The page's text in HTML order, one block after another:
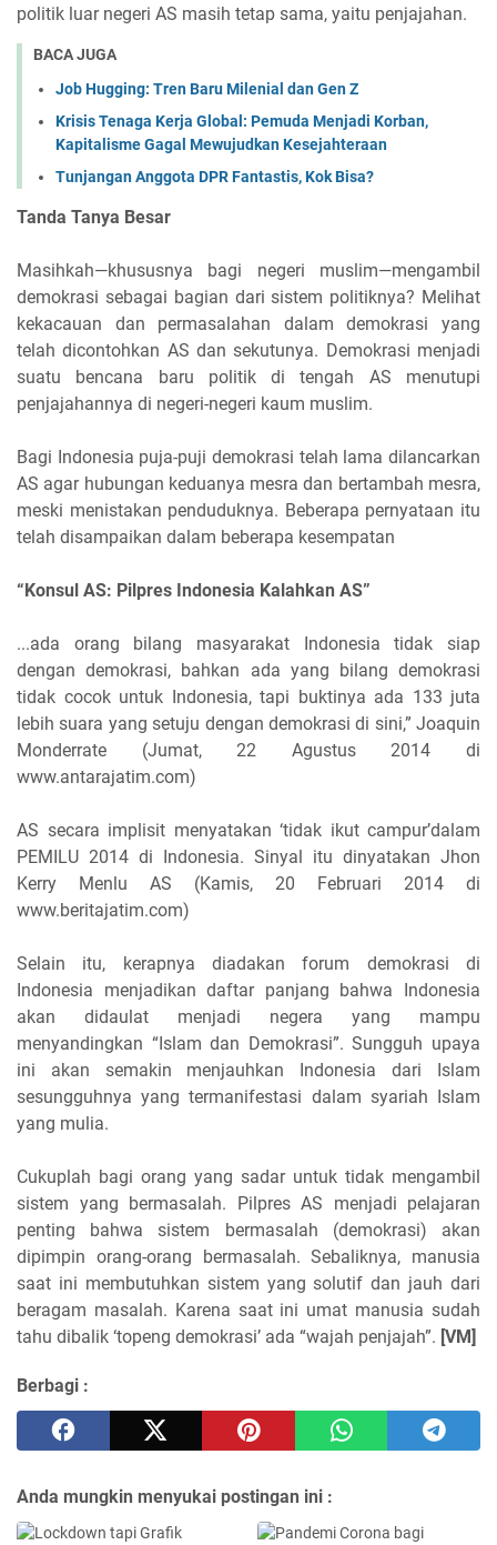
politik luar negeri AS masih tetap sama, yaitu penjajahan.
BACA JUGA
Job Hugging: Tren Baru Milenial dan Gen Z
Krisis Tenaga Kerja Global: Pemuda Menjadi Korban,
Kapitalisme Gagal Mewujudkan Kesejahteraan
Tunjangan Anggota DPR Fantastis, Kok Bisa?
Tanda Tanya Besar
Masihkah—khususnya bagi negeri muslim—mengambil
demokrasi sebagai bagian dari sistem politiknya? Melihat
kekacauan dan permasalahan dalam demokrasi yang
telah dicontohkan AS dan sekutunya. Demokrasi menjadi
suatu bencana baru politik di tengah AS menutupi
penjajahannya di negeri-negeri kaum muslim.
Bagi Indonesia puja-puji demokrasi telah lama dilancarkan
AS agar hubungan keduanya mesra dan bertambah mesra,
meski menistakan penduduknya. Beberapa pernyataan itu
telah disampaikan dalam beberapa kesempatan
“Konsul AS: Pilpres Indonesia Kalahkan AS”
...ada orang bilang masyarakat Indonesia tidak siap
dengan demokrasi, bahkan ada yang bilang demokrasi
tidak cocok untuk Indonesia, tapi buktinya ada 133 juta
lebih suara yang setuju dengan demokrasi di sini,” Joaquin
Monderrate (Jumat, 22 Agustus 2014 di
www.antarajatim.com)
AS secara implisit menyatakan ‘tidak ikut campur’dalam
PEMILU 2014 di Indonesia. Sinyal itu dinyatakan Jhon
Kerry Menlu AS (Kamis, 20 Februari 2014 di
www.beritajatim.com)
Selain itu, kerapnya diadakan forum demokrasi di
Indonesia menjadikan daftar panjang bahwa Indonesia
akan didaulat menjadi negera yang mampu
menyandingkan “Islam dan Demokrasi”. Sungguh upaya
ini akan semakin menjauhkan Indonesia dari Islam
sesungguhnya yang termanifestasi dalam syariah Islam
yang mulia.
Cukuplah bagi orang yang sadar untuk tidak mengambil
sistem yang bermasalah. Pilpres AS menjadi pelajaran
penting bahwa sistem bermasalah (demokrasi) akan
dipimpin orang-orang bermasalah. Sebaliknya, manusia
saat ini membutuhkan sistem yang solutif dan jauh dari
beragam masalah. Karena saat ini umat manusia sudah
tahu dibalik ‘topeng demokrasi’ ada “wajah penjajah”. [VM]
Berbagi :
Anda mungkin menyukai postingan ini :